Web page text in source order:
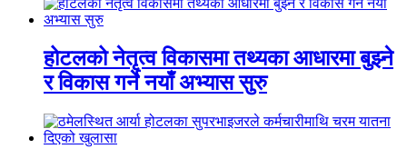
होटलको नेतृत्व विकासमा तथ्यका आधारमा बुझ्ने
र विकास गर्ने नयाँ अभ्यास सुरु